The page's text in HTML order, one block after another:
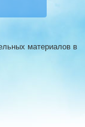
материалов в